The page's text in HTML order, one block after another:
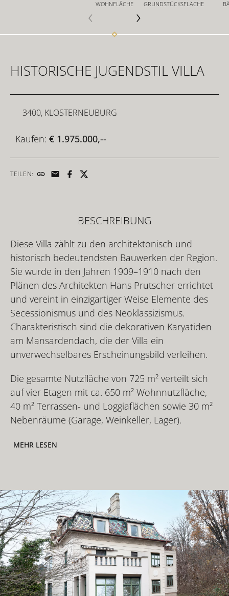
FÜR INVESTOREN
FÜR DEVELOPER
KONTAKT
WOHNFLÄCHE GRUNDSTÜCKSFLÄCHE
HISTORISCHE JUGENDSTIL VILLA
3400, KLOSTERNEUBURG
Kaufen: € 1.975.000,--
TEILEN:
BESCHREIBUNG
Diese Villa zählt zu den architektonisch und
historisch bedeutendsten Bauwerken der Region.
Sie wurde in den Jahren 1909–1910 nach den
Plänen des Architekten Hans Prutscher errichtet
und vereint in einzigartiger Weise Elemente des
Secessionismus und des Neoklassizismus.
Charakteristisch sind die dekorativen Karyatiden
am Mansardendach, die der Villa ein
unverwechselbares Erscheinungsbild verleihen.
Die gesamte Nutzfläche von 725 m² verteilt sich
auf vier Etagen mit ca. 650 m² Wohnnutzfläche,
40 m² Terrassen- und Loggiaflächen sowie 30 m²
Nebenräume (Garage, Weinkeller, Lager).
MEHR LESEN